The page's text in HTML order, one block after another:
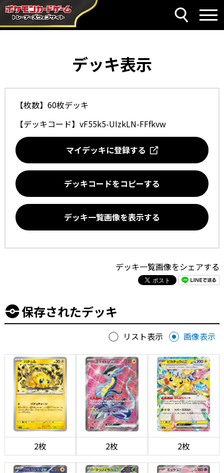
デッキ表示
【枚数】60枚デッキ
【デッキコード】 vF55k5-UIzkLN-FFfkvw
マイデッキに登録する
デッキコードをコピーする
デッキ一覧画像を表示する
デッキ一覧画像をシェアする
保存されたデッキ
リスト表示 画像表示
2枚 2枚 2枚